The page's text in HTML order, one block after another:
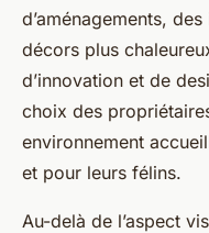
d’aménagements,
décors plus
d’innovation et de
choix des
environnement
et pour leurs félins.
Au-delà de l’aspect